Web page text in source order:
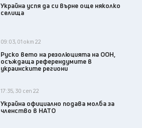
Украйна успя да си върне още няколко
селища
09:03, 01 окт 22
Руско вето на резолюцията на ООН,
осъждаща референдумите в
украинските региони
17:35, 30 сеп 22
Украйна официално подава молба за
членство в НАТО